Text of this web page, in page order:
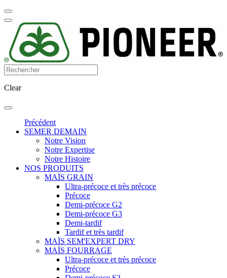
Clear
Précédent
SEMER DEMAIN
Notre Vision
Notre Expertise
Notre Histoire
NOS PRODUITS
MAÏS GRAIN
Ultra-précoce et très précoce
Précoce
Demi-précoce G2
Demi-précoce G3
Demi-tardif
Tardif et très tardif
MAÏS SEM'EXPERT DRY
MAÏS FOURRAGE
Ultra-précoce et très précoce
Précoce